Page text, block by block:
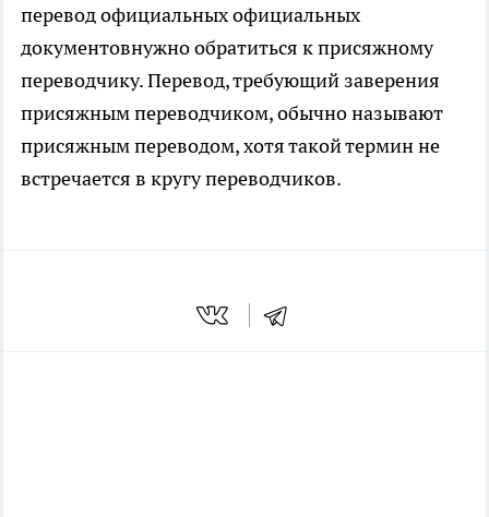
перевод официальных официальных
документовнужно обратиться к присяжному
переводчику. Перевод, требующий заверения
присяжным переводчиком, обычно называют
присяжным переводом, хотя такой термин не
встречается в кругу переводчиков.